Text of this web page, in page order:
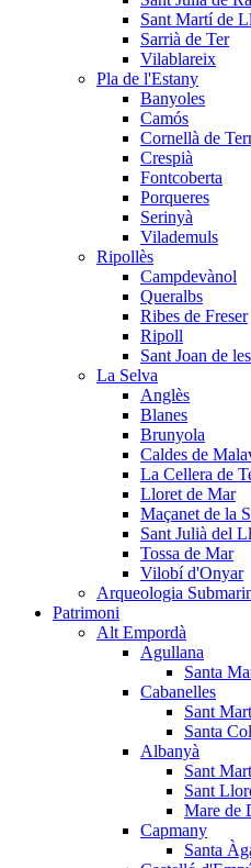
Sant Martí de
Sarrià de Ter
Vilablareix
Pla de l'Estany
Banyoles
Camós
Cornellà de
Crespià
Fontcoberta
Porqueres
Serinyà
Vilademuls
Ripollès
Campdevànol
Queralbs
Ribes de Freser
Ripoll
Sant Joan de
La Selva
Anglès
Blanes
Brunyola
Caldes de
La Cellera de
Lloret de Mar
Maçanet de la
Sant Julià del
Tossa de Mar
Vilobí d'Onyar
Arqueologia
Patrimoni
Alt Empordà
Agullana
Santa
Cabanelles
Sant
Santa
Albanyà
Sant
Sant
Mare de
Capmany
Santa